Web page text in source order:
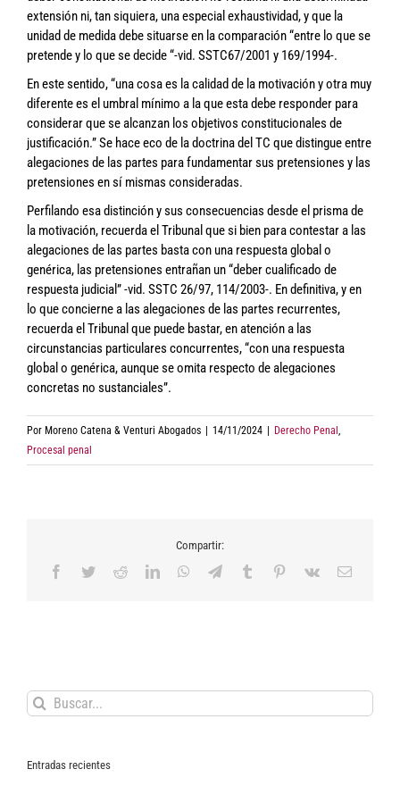
extensión ni, tan siquiera, una especial exhaustividad, y que la
unidad de medida debe situarse en la comparación “entre lo que se
pretende y lo que se decide “-vid. SSTC67/2001 y 169/1994-.
En este sentido, “una cosa es la calidad de la motivación y otra muy
diferente es el umbral mínimo a la que esta debe responder para
considerar que se alcanzan los objetivos constitucionales de
justificación.” Se hace eco de la doctrina del TC que distingue entre
alegaciones de las partes para fundamentar sus pretensiones y las
pretensiones en sí mismas consideradas.
Perfilando esa distinción y sus consecuencias desde el prisma de
la motivación, recuerda el Tribunal que si bien para contestar a las
alegaciones de las partes basta con una respuesta global o
genérica, las pretensiones entrañan un “deber cualificado de
respuesta judicial” -vid. SSTC 26/97, 114/2003-. En definitiva, y en
lo que concierne a las alegaciones de las partes recurrentes,
recuerda el Tribunal que puede bastar, en atención a las
circunstancias particulares concurrentes, “con una respuesta
global o genérica, aunque se omita respecto de alegaciones
concretas no sustanciales”.
Por Moreno Catena & Venturi Abogados 14/11/2024 Derecho Penal ,
Procesal penal
Compartir:
Facebook
TwitterRedditLinkedInWhatsApp
TelegramTumblr Pinterest
Vk
Correo
Buscar:
Entradas recientes